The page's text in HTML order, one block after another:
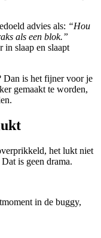
advies als: “Hou
als een blok.”
slaap en slaapt
Dan is het fijner voor je
gemaakt te worden,
het lukt niet
is geen drama.
in de buggy,